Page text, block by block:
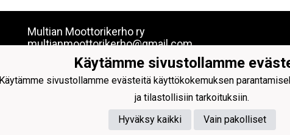
Multian Moottorikerho ry
multianmoottorikerho@gmail.com
puh. 045 78398700
Verkkolaskutus
OVT-tunnus 003728177086
Operaattoritunnus 003721291126
Käytämme sivustollamme
Käytämme sivustollamme evästeitä käyttökokemuksen
ja tilastollisiin tarkoituksiin.
Hyväksy kaikki
Vain pakolliset